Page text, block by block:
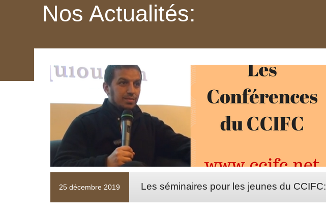
Nos Actualités:
25 décembre 2019 Les séminaires pour les jeunes du CCIFC: